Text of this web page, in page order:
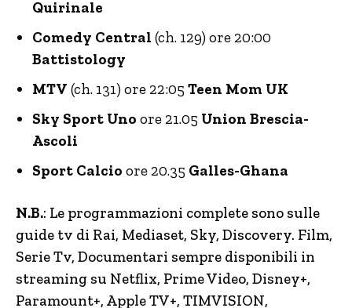
Quirinale
Comedy Central (ch. 129) ore 20:00
Battistology
MTV (ch. 131) ore 22:05 Teen Mom UK
Sky Sport Uno ore 21.05 Union Brescia-
Ascoli
Sport Calcio ore 20.35 Galles-Ghana
N.B.: Le programmazioni complete sono sulle
guide tv di Rai, Mediaset, Sky, Discovery. Film,
Serie Tv, Documentari sempre disponibili in
streaming su Netflix, Prime Video, Disney+,
Paramount+, Apple TV+, TIMVISION,